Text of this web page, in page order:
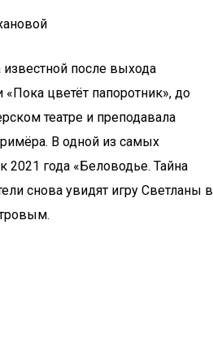
известной после выхода
цветёт папоротник», до
театре и преподавала
В одной из самых
года «Беловодье. Тайна
снова увидят игру Светланы в